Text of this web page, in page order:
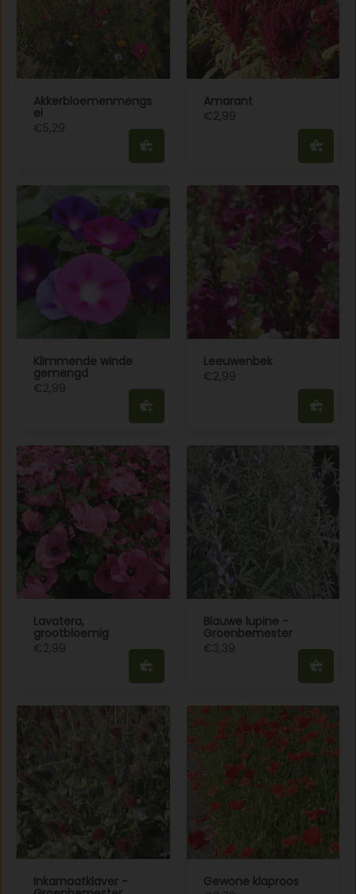
Akkerbloemenmengs
el
€5,29
Amarant
€2,99
Klimmende winde
gemengd
€2,99
Leeuwenbek
€2,99
Lavatera,
grootbloemig
€2,99
Blauwe lupine -
Groenbemester
€3,39
Inkarnaatklaver -
Gewone klaproos